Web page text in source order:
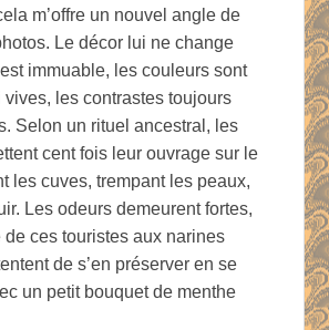
m’offre un nouvel angle de
Le décor lui ne change
immuable, les couleurs sont
les contrastes toujours
Selon un rituel ancestral, les
cent fois leur ouvrage sur le
les cuves, trempant les peaux,
Les odeurs demeurent fortes,
de ces touristes aux narines
de s’en préserver en se
un petit bouquet de menthe